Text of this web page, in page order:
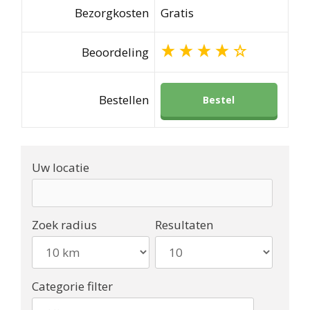
Bezorgkosten Gratis
Beoordeling
Bestellen Bestel
Uw locatie
Zoek radius Resultaten
Categorie filter